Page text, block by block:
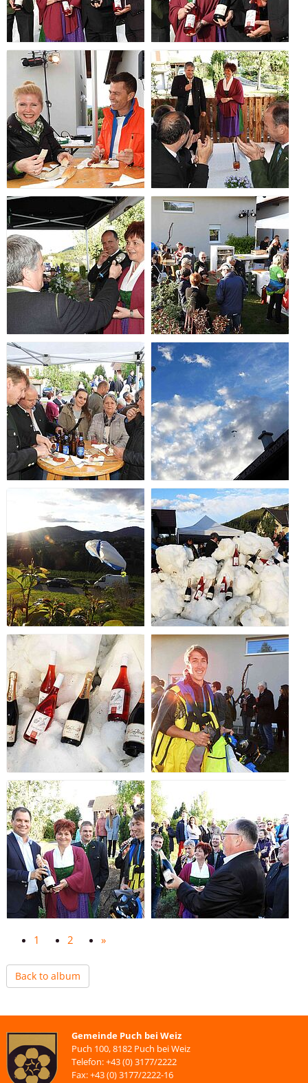
1 2 »
Back to album
Gemeinde Puch bei Weiz
Puch 100, 8182 Puch bei Weiz
Telefon: +43 (0) 3177/2222
Fax: +43 (0) 3177/2222-16